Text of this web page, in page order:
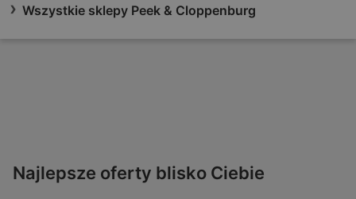
Wszystkie sklepy Peek & Cloppenburg
Najlepsze oferty blisko Ciebie